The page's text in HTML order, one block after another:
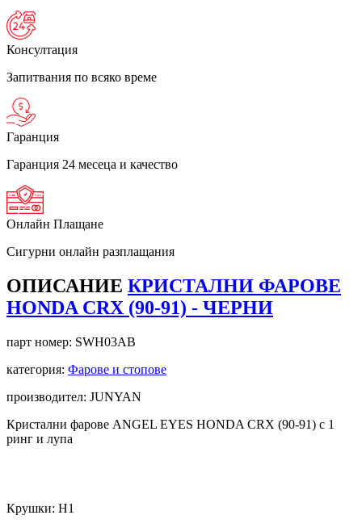
Консултация
Запитвания по всяко време
Гаранция
Гаранция 24 месеца и качество
Онлайн Плащане
Сигурни онлайн разплащания
ОПИСАНИЕ КРИСТАЛНИ ФАРОВЕ
HONDA CRX (90-91) - ЧЕРНИ
парт номер: SWH03AB
категория: Фарове и стопове
производител: JUNYAN
Кристални фарове ANGEL EYES HONDA CRX (90-91) с 1
ринг и лупа
Крушки: Н1